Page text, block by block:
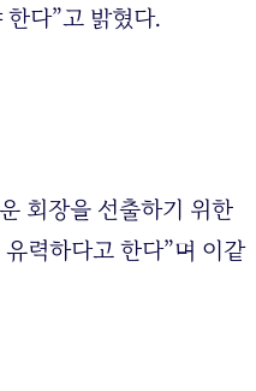
다”고 밝혔다.
회장을 선출하기 위한
력하다고 한다”며 이같